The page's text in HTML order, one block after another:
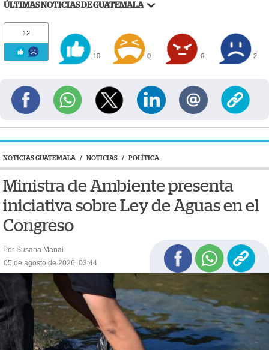
ÚLTIMAS NOTICIAS DE GUATEMALA
12
10 0 0 2
NOTICIAS GUATEMALA / NOTICIAS / POLÍTICA
Ministra de Ambiente presenta
iniciativa sobre Ley de Aguas en el
Congreso
Por Susana Manai
05 de agosto de 2026, 03:44